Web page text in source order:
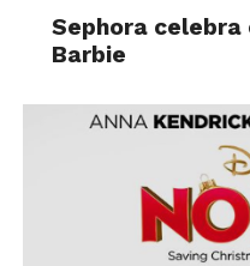
Sephora celebra
Barbie